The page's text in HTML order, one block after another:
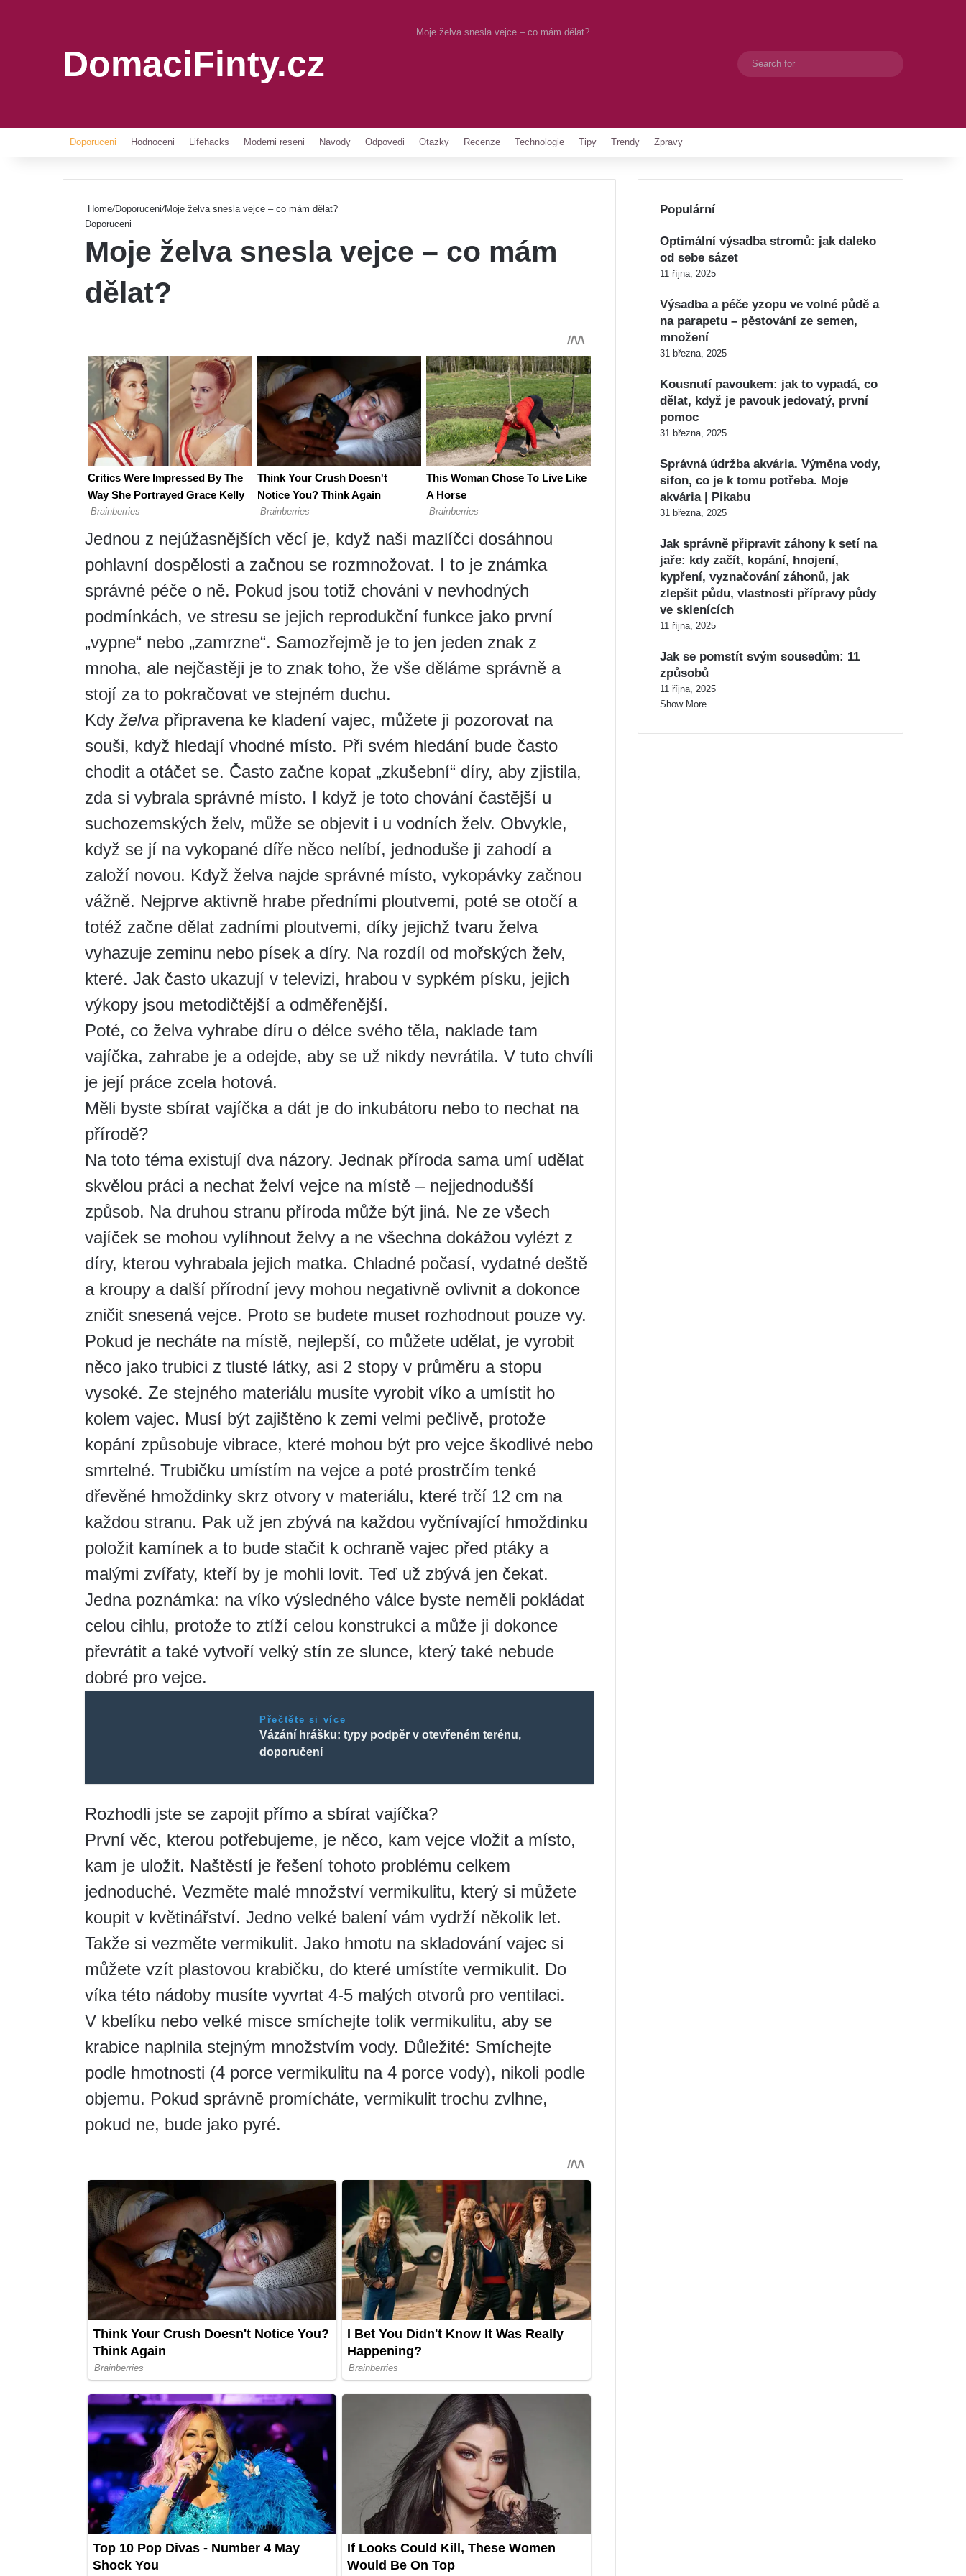
DomaciFinty.cz
Moje želva snesla vejce – co mám dělat?
Switch skin
Doporuceni Hodnoceni Lifehacks Moderni reseni Navody Odpovedi Otazky Recenze Technologie Tipy Trendy Zpravy
Home/Doporuceni/Moje želva snesla vejce – co mám dělat?
Doporuceni
Moje želva snesla vejce – co mám
dělat?
Jednou z nejúžasnějších věcí je, když naši mazlíčci dosáhnou
pohlavní dospělosti a začnou se rozmnožovat. I to je známka
správné péče o ně. Pokud jsou totiž chováni v nevhodných
podmínkách, ve stresu se jejich reprodukční funkce jako první
„vypne“ nebo „zamrzne“. Samozřejmě je to jen jeden znak z
mnoha, ale nejčastěji je to znak toho, že vše děláme správně a
stojí za to pokračovat ve stejném duchu.
Kdy želva připravena ke kladení vajec, můžete ji pozorovat na
souši, když hledají vhodné místo. Při svém hledání bude často
chodit a otáčet se. Často začne kopat „zkušební“ díry, aby zjistila,
zda si vybrala správné místo. I když je toto chování častější u
suchozemských želv, může se objevit i u vodních želv. Obvykle,
když se jí na vykopané díře něco nelíbí, jednoduše ji zahodí a
založí novou. Když želva najde správné místo, vykopávky začnou
vážně. Nejprve aktivně hrabe předními ploutvemi, poté se otočí a
totéž začne dělat zadními ploutvemi, díky jejichž tvaru želva
vyhazuje zeminu nebo písek a díry. Na rozdíl od mořských želv,
které. Jak často ukazují v televizi, hrabou v sypkém písku, jejich
výkopy jsou metodičtější a odměřenější.
Poté, co želva vyhrabe díru o délce svého těla, naklade tam
vajíčka, zahrabe je a odejde, aby se už nikdy nevrátila. V tuto chvíli
je její práce zcela hotová.
Měli byste sbírat vajíčka a dát je do inkubátoru nebo to nechat na
přírodě?
Na toto téma existují dva názory. Jednak příroda sama umí udělat
skvělou práci a nechat želví vejce na místě – nejjednodušší
způsob. Na druhou stranu příroda může být jiná. Ne ze všech
vajíček se mohou vylíhnout želvy a ne všechna dokážou vylézt z
díry, kterou vyhrabala jejich matka. Chladné počasí, vydatné deště
a kroupy a další přírodní jevy mohou negativně ovlivnit a dokonce
zničit snesená vejce. Proto se budete muset rozhodnout pouze vy.
Pokud je necháte na místě, nejlepší, co můžete udělat, je vyrobit
něco jako trubici z tlusté látky, asi 2 stopy v průměru a stopu
vysoké. Ze stejného materiálu musíte vyrobit víko a umístit ho
kolem vajec. Musí být zajištěno k zemi velmi pečlivě, protože
kopání způsobuje vibrace, které mohou být pro vejce škodlivé nebo
smrtelné. Trubičku umístím na vejce a poté prostrčím tenké
dřevěné hmoždinky skrz otvory v materiálu, které trčí 12 cm na
každou stranu. Pak už jen zbývá na každou vyčnívající hmoždinku
položit kamínek a to bude stačit k ochraně vajec před ptáky a
malými zvířaty, kteří by je mohli lovit. Teď už zbývá jen čekat.
Jedna poznámka: na víko výsledného válce byste neměli pokládat
celou cihlu, protože to ztíží celou konstrukci a může ji dokonce
převrátit a také vytvoří velký stín ze slunce, který také nebude
dobré pro vejce.
Přečtěte si více
Vázání hrášku: typy podpěr v otevřeném terénu,
doporučení
Rozhodli jste se zapojit přímo a sbírat vajíčka?
První věc, kterou potřebujeme, je něco, kam vejce vložit a místo,
kam je uložit. Naštěstí je řešení tohoto problému celkem
jednoduché. Vezměte malé množství vermikulitu, který si můžete
koupit v květinářství. Jedno velké balení vám vydrží několik let.
Takže si vezměte vermikulit. Jako hmotu na skladování vajec si
můžete vzít plastovou krabičku, do které umístíte vermikulit. Do
víka této nádoby musíte vyvrtat 4-5 malých otvorů pro ventilaci.
V kbelíku nebo velké misce smíchejte tolik vermikulitu, aby se
krabice naplnila stejným množstvím vody. Důležité: Smíchejte
podle hmotnosti (4 porce vermikulitu na 4 porce vody), nikoli podle
objemu. Pokud správně promícháte, vermikulit trochu zvlhne,
pokud ne, bude jako pyré.
Populární
Optimální výsadba stromů: jak daleko
od sebe sázet
11 října, 2025
Výsadba a péče yzopu ve volné půdě a
na parapetu – pěstování ze semen,
množení
31 března, 2025
Kousnutí pavoukem: jak to vypadá, co
dělat, když je pavouk jedovatý, první
pomoc
31 března, 2025
Správná údržba akvária. Výměna vody,
sifon, co je k tomu potřeba. Moje
akvária | Pikabu
31 března, 2025
Jak správně připravit záhony k setí na
jaře: kdy začít, kopání, hnojení,
kypření, vyznačování záhonů, jak
zlepšit půdu, vlastnosti přípravy půdy
ve sklenících
11 října, 2025
Jak se pomstít svým sousedům: 11
způsobů
11 října, 2025
Show More